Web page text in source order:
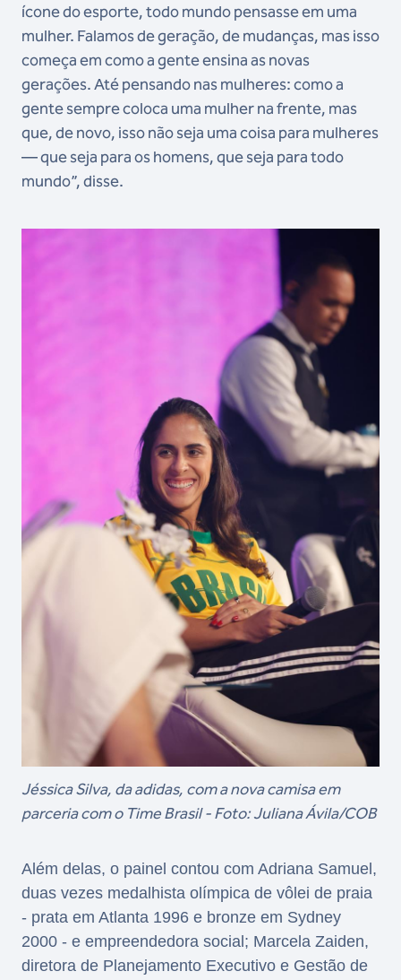
ícone do esporte, todo mundo pensasse em uma
mulher. Falamos de geração, de mudanças, mas isso
começa em como a gente ensina as novas
gerações. Até pensando nas mulheres: como a
gente sempre coloca uma mulher na frente, mas
que, de novo, isso não seja uma coisa para mulheres
— que seja para os homens, que seja para todo
mundo”, disse.
Jéssica Silva, da adidas, com a nova camisa em
parceria com o Time Brasil - Foto: Juliana Ávila/COB
Além delas, o painel contou com Adriana Samuel,
duas vezes medalhista olímpica de vôlei de praia
- prata em Atlanta 1996 e bronze em Sydney
2000 - e empreendedora social; Marcela Zaiden,
diretora de Planejamento Executivo e Gestão de